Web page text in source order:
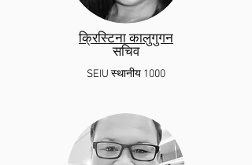
क्रिस्टिना कालुगुगन
सचिव
SEIU स्थानीय 1000